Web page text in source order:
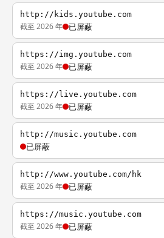
http://kids.youtube.com
截至 2026 年 已屏蔽
https://img.youtube.com
截至 2026 年 已屏蔽
https://live.youtube.com
截至 2026 年 已屏蔽
http://music.youtube.com
已屏蔽
http://www.youtube.com/hk
截至 2026 年 已屏蔽
https://music.youtube.com
截至 2026 年 已屏蔽